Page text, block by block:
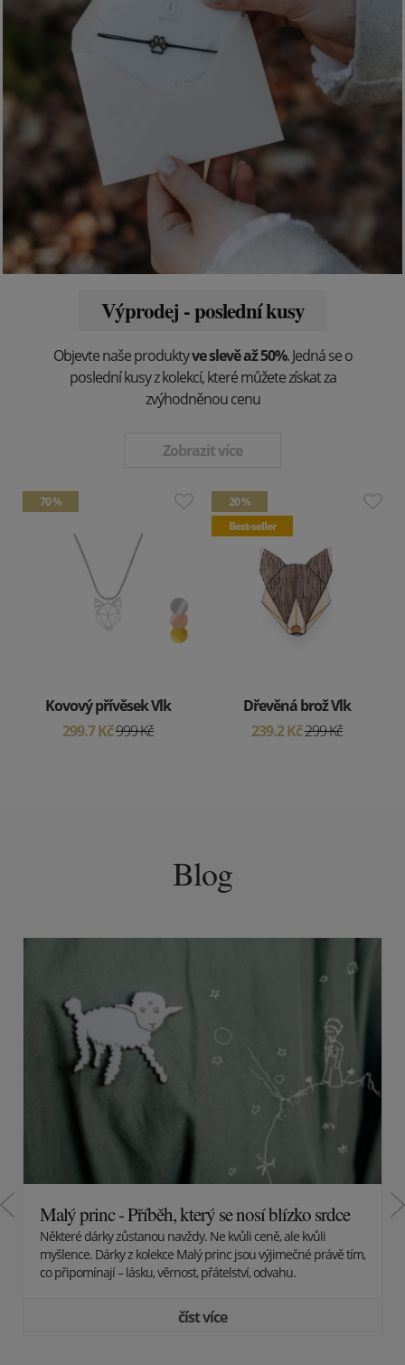
Výprodej - poslední kusy
Objevte naše produktyve slevě až 50%. Jedná se o
poslední kusy z kolekcí, které můžete získat za
zvýhodněnou cenu
Zobrazit více
70 %
Kovový přívěsek Vlk
299.7 Kč999 Kč
20 %
Best-seller
Dřevěná brož Vlk
239.2 Kč299 Kč
Blog
Malý princ - Příběh, který se nosí blízko srdce
Některé dárky zůstanou navždy. Ne kvůli ceně, ale kvůli
myšlence. Dárky z kolekce Malý princ jsou výjimečné právě tím,
co připomínají – lásku, věrnost, přátelství, odvahu.
číst více